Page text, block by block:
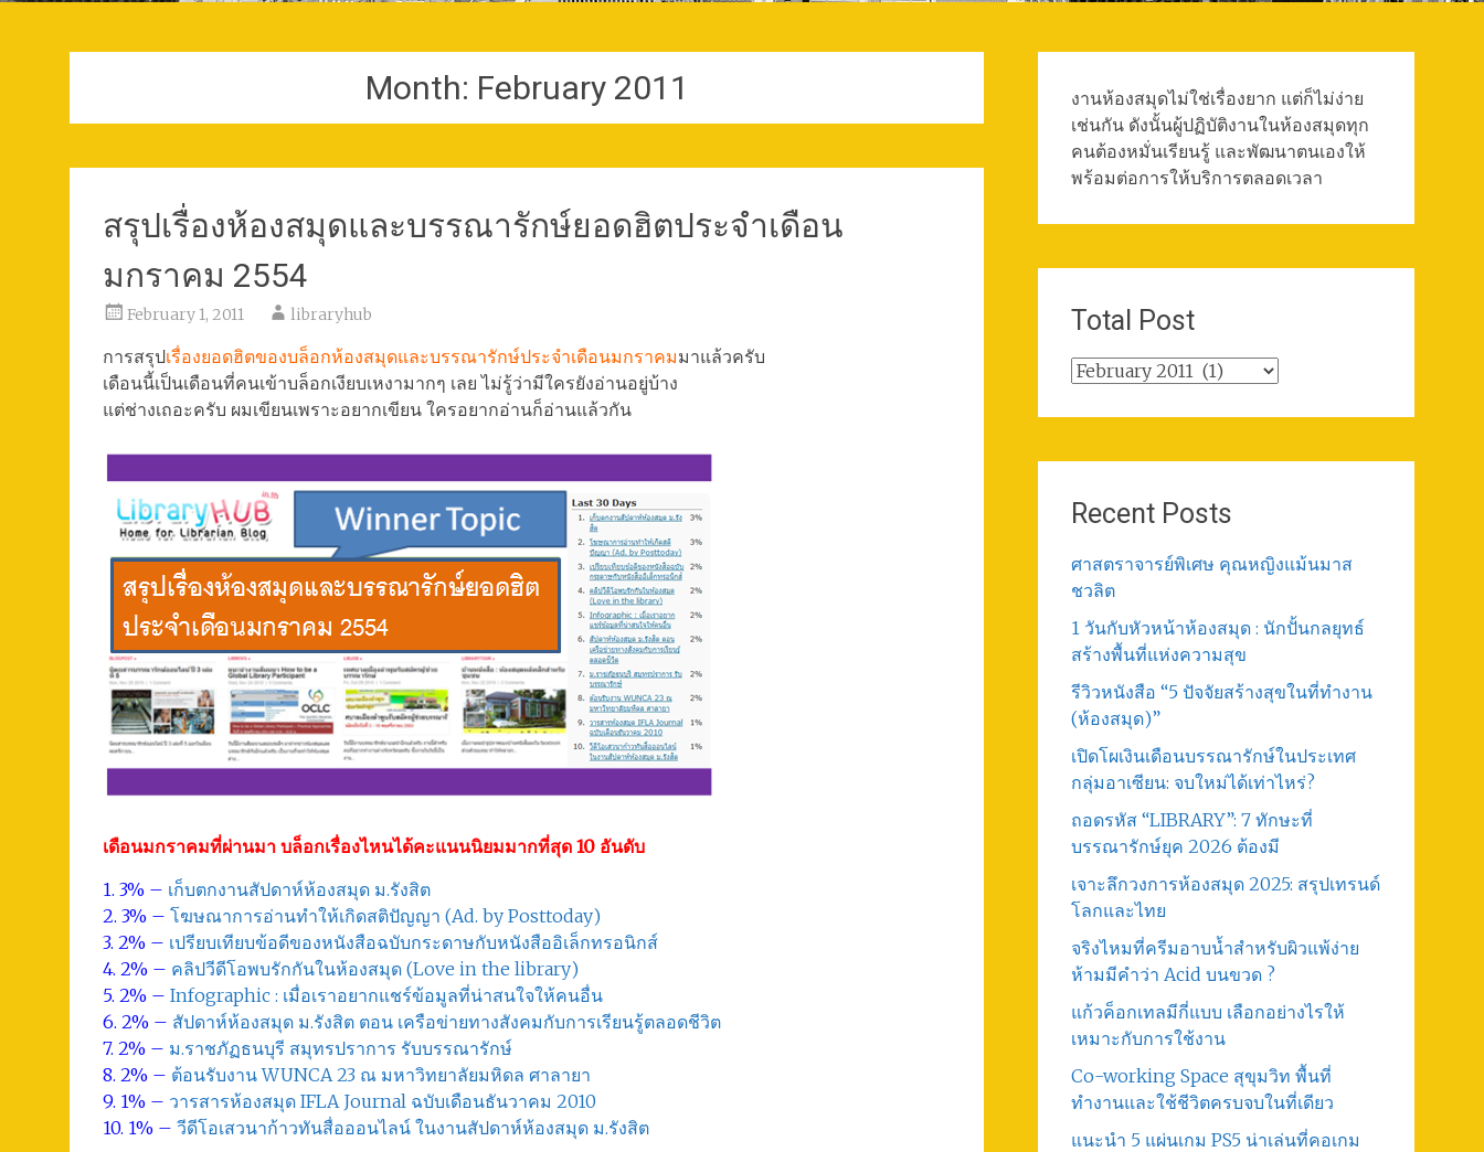
Month: February 2011
สรุปเรื่องห้องสมุดและบรรณารักษ์ยอดฮิตประจำเดือน
มกราคม 2554
February 1, 2011 libraryhub
การสรุปเรื่องยอดฮิตของบล็อกห้องสมุดและบรรณารักษ์ประจำเดือนมกราคมมาแล้วครับ
เดือนนี้เป็นเดือนที่คนเข้าบล็อกเงียบเหงามากๆ เลย ไม่รู้ว่ามีใครยังอ่านอยู่บ้าง
แต่ช่างเถอะครับ ผมเขียนเพราะอยากเขียน ใครอยากอ่านก็อ่านแล้วกัน
เดือนมกราคมที่ผ่านมา บล็อกเรื่องไหนได้คะแนนนิยมมากที่สุด 10 อันดับ
1. 3% – เก็บตกงานสัปดาห์ห้องสมุด ม.รังสิต
2. 3% – โฆษณาการอ่านทำให้เกิดสติปัญญา (Ad. by Posttoday)
3. 2% – เปรียบเทียบข้อดีของหนังสือฉบับกระดาษกับหนังสืออิเล็กทรอนิกส์
4. 2% – คลิปวีดีโอพบรักกันในห้องสมุด (Love in the library)
5. 2% – Infographic : เมื่อเราอยากแชร์ข้อมูลที่น่าสนใจให้คนอื่น
6. 2% – สัปดาห์ห้องสมุด ม.รังสิต ตอน เครือข่ายทางสังคมกับการเรียนรู้ตลอดชีวิต
7. 2% – ม.ราชภัฏธนบุรี สมุทรปราการ รับบรรณารักษ์
8. 2% – ต้อนรับงาน WUNCA 23 ณ มหาวิทยาลัยมหิดล ศาลายา
9. 1% – วารสารห้องสมุด IFLA Journal ฉบับเดือนธันวาคม 2010
10. 1% – วีดีโอเสวนาก้าวทันสื่อออนไลน์ ในงานสัปดาห์ห้องสมุด ม.รังสิต
งานห้องสมุดไม่ใช่เรื่องยาก แต่ก็ไม่ง่าย
เช่นกัน ดังนั้นผู้ปฏิบัติงานในห้องสมุดทุก
คนต้องหมั่นเรียนรู้ และพัฒนาตนเองให้
พร้อมต่อการให้บริการตลอดเวลา
Total Post
Total
Recent Posts
ศาสตราจารย์พิเศษ คุณหญิงแม้นมาส
ชวลิต
1 วันกับหัวหน้าห้องสมุด : นักปั้นกลยุทธ์
สร้างพื้นที่แห่งความสุข
รีวิวหนังสือ “5 ปัจจัยสร้างสุขในที่ทำงาน
(ห้องสมุด)”
เปิดโผเงินเดือนบรรณารักษ์ในประเทศ
กลุ่มอาเซียน: จบใหม่ได้เท่าไหร่?
ถอดรหัส “LIBRARY”: 7 ทักษะที่
บรรณารักษ์ยุค 2026 ต้องมี
เจาะลึกวงการห้องสมุด 2025: สรุปเทรนด์
โลกและไทย
จริงไหมที่ครีมอาบน้ำสำหรับผิวแพ้ง่าย
ห้ามมีคำว่า Acid บนขวด ?
แก้วค็อกเทลมีกี่แบบ เลือกอย่างไรให้
เหมาะกับการใช้งาน
Co-working Space สุขุมวิท พื้นที่
ทำงานและใช้ชีวิตครบจบในที่เดียว
แนะนำ 5 แผ่นเกม PS5 น่าเล่นที่คอเกม